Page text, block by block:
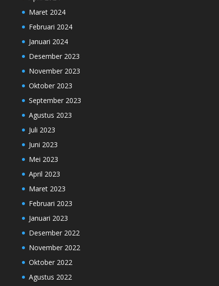
Maret 2024
Februari 2024
Januari 2024
Desember 2023
November 2023
Oktober 2023
September 2023
Agustus 2023
Juli 2023
Juni 2023
Mei 2023
April 2023
Maret 2023
Februari 2023
Januari 2023
Desember 2022
November 2022
Oktober 2022
Agustus 2022